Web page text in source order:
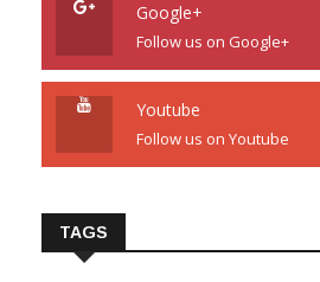
Google+
Follow us on Google+
Youtube
Follow us on Youtube
TAGS